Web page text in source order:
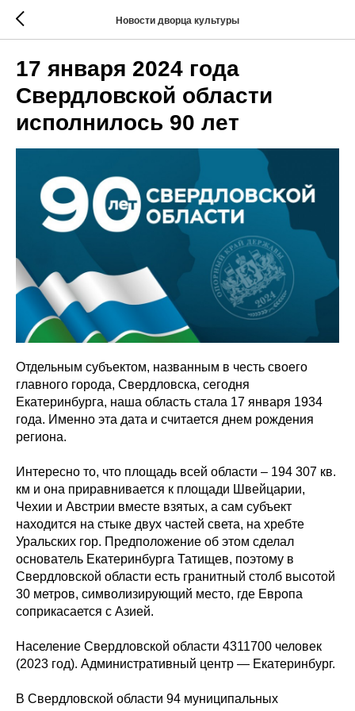
Новости дворца культуры
17 января 2024 года
Свердловской области
исполнилось 90 лет
Отдельным субъектом, названным в честь своего
главного города, Свердловска, сегодня
Екатеринбурга, наша область стала 17 января 1934
года. Именно эта дата и считается днем рождения
региона.
Интересно то, что площадь всей области – 194 307 кв.
км и она приравнивается к площади Швейцарии,
Чехии и Австрии вместе взятых, а сам субъект
находится на стыке двух частей света, на хребте
Уральских гор. Предположение об этом сделал
основатель Екатеринбурга Татищев, поэтому в
Свердловской области есть гранитный столб высотой
30 метров, символизирующий место, где Европа
соприкасается с Азией.
Население Свердловской области 4311700 человек
(2023 год). Административный центр — Екатеринбург.
В Свердловской области 94 муниципальных